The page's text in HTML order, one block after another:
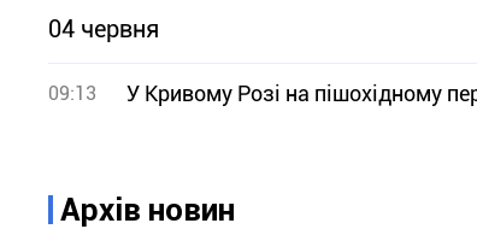
04 червня
09:13 У Кривому Розі на пішохідному
Архів новин